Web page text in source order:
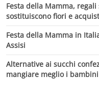
Festa della Mamma,
sostituiscono fiori e
Festa della Mamma in
Assisi
Alternative ai succhi
mangiare meglio i bambini